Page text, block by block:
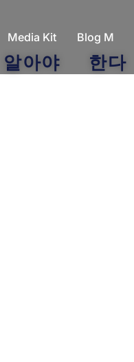
Media Kit Blog M
아야 한다